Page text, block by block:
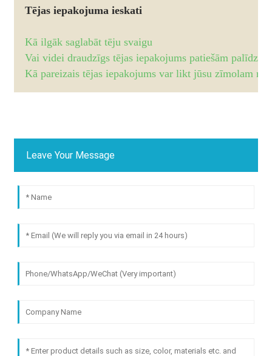
Tējas iepakojuma ieskati
Kā ilgāk saglabāt tēju svaigu
Vai videi draudzīgs tējas iepakojums patiešām palīdz
Kā pareizais tējas iepakojums var likt jūsu zīmolam
Leave Your Message